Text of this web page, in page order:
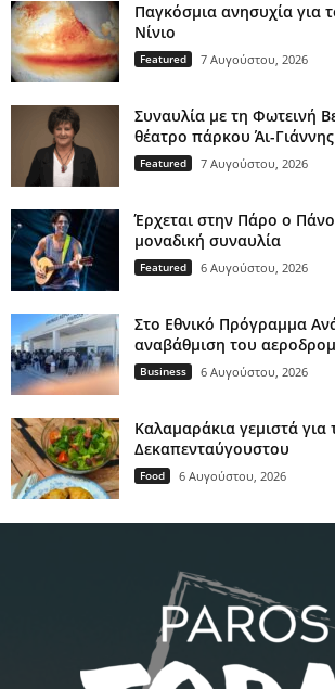
Παγκόσμια ανησυχία για
Νίνιο
Featured 7 Αυγούστου, 2026
Συναυλία με τη Φωτεινή
θέατρο πάρκου Άι-
Featured 7 Αυγούστου, 2026
Έρχεται στην Πάρο ο
μοναδική συναυλία
Featured 6 Αυγούστου, 2026
Στο Εθνικό Πρόγραμμα
αναβάθμιση του
Business 6 Αυγούστου, 2026
Καλαμαράκια γεμιστά για
Δεκαπενταύγουστου
Food 6 Αυγούστου, 2026